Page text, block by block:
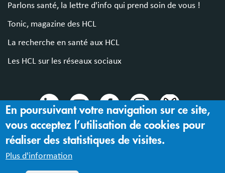
Parlons santé, la lettre d'info qui prend soin de vous !
Tonic, magazine des HCL
La recherche en santé aux HCL
Les HCL sur les réseaux sociaux
Mentions légales |
Accessibilité : partiellement conforme
En poursuivant votre navigation sur ce site,
vous acceptez l’utilisation de cookies pour
réaliser des statistiques de visites.
Plus d'information